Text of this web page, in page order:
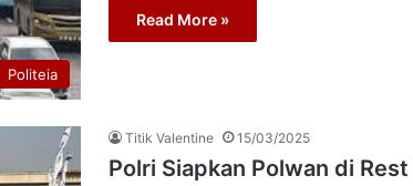
Politeia
Read More »
Titik Valentine 15/03/2025
Polri Siapkan Polwan di